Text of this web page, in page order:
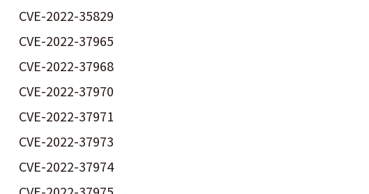
CVE-2022-35829
CVE-2022-37965
CVE-2022-37968
CVE-2022-37970
CVE-2022-37971
CVE-2022-37973
CVE-2022-37974